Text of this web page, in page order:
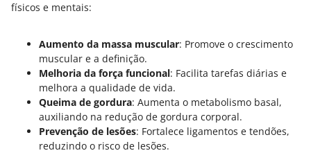
físicos e mentais:
Aumento da massa muscular: Promove o crescimento
muscular e a definição.
Melhoria da força funcional: Facilita tarefas diárias e
melhora a qualidade de vida.
Queima de gordura: Aumenta o metabolismo basal,
auxiliando na redução de gordura corporal.
Prevenção de lesões: Fortalece ligamentos e tendões,
reduzindo o risco de lesões.